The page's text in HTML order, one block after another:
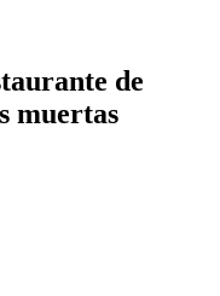
de
muertas